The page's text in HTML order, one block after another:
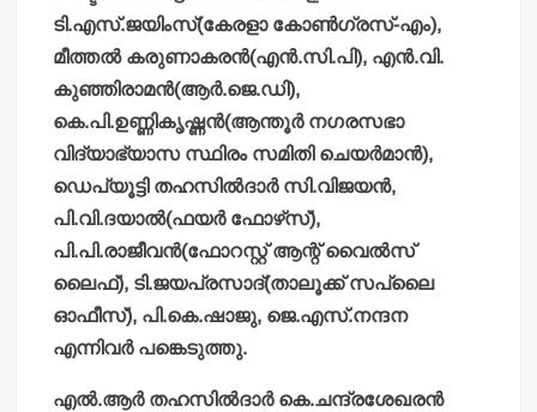
ടി.എസ്.ജയിംസ്(കേരളാ കോണ്‍ഗ്രസ്-എം),
മീത്തല്‍ കരുണാകരന്‍(എന്‍.സി.പി), എന്‍.വി.
കുഞ്ഞിരാമന്‍(ആര്‍.ജെ.ഡി),
കെ.പി.ഉണ്ണികൃഷ്ണന്‍(ആന്തൂര്‍ നഗരസഭാ
വിദ്യാഭ്യാസ സ്ഥിരം സമിതി ചെയര്‍മാന്‍),
ഡെപ്യൂട്ടി തഹസില്‍ദാര്‍ സി.വിജയന്‍,
പി.വി.ദയാല്‍(ഫയര്‍ ഫോഴ്‌സ്),
പി.പി.രാജീവന്‍(ഫോറസ്റ്റ് ആന്റ് വൈല്‍സ്
ലൈഫ്), ടി.ജയപ്രസാദ്(താലൂക്ക് സപ്ലൈ
ഓഫീസ്), പി.കെ.ഷാജു, ജെ.എസ്.നന്ദന
എന്നിവര്‍ പങ്കെടുത്തു.
എല്‍.ആര്‍ തഹസില്‍ദാര്‍ കെ.ചന്ദ്രശേഖരന്‍